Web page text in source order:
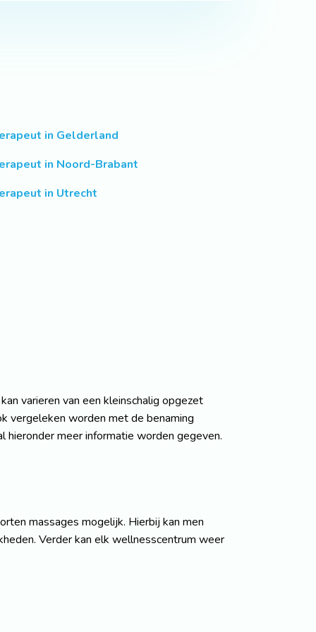
in Gelderland
in Noord-Brabant
in Utrecht
varieren van een kleinschalig opgezet
vergeleken worden met de benaming
hieronder meer informatie worden gegeven.
massages mogelijk. Hierbij kan men
Verder kan elk wellnesscentrum weer